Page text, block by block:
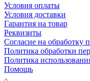
Условия оплаты
Условия доставки
Гарантия на товар
Реквизиты
Согласие на обработку
Политика обработки
Политика
Помощь